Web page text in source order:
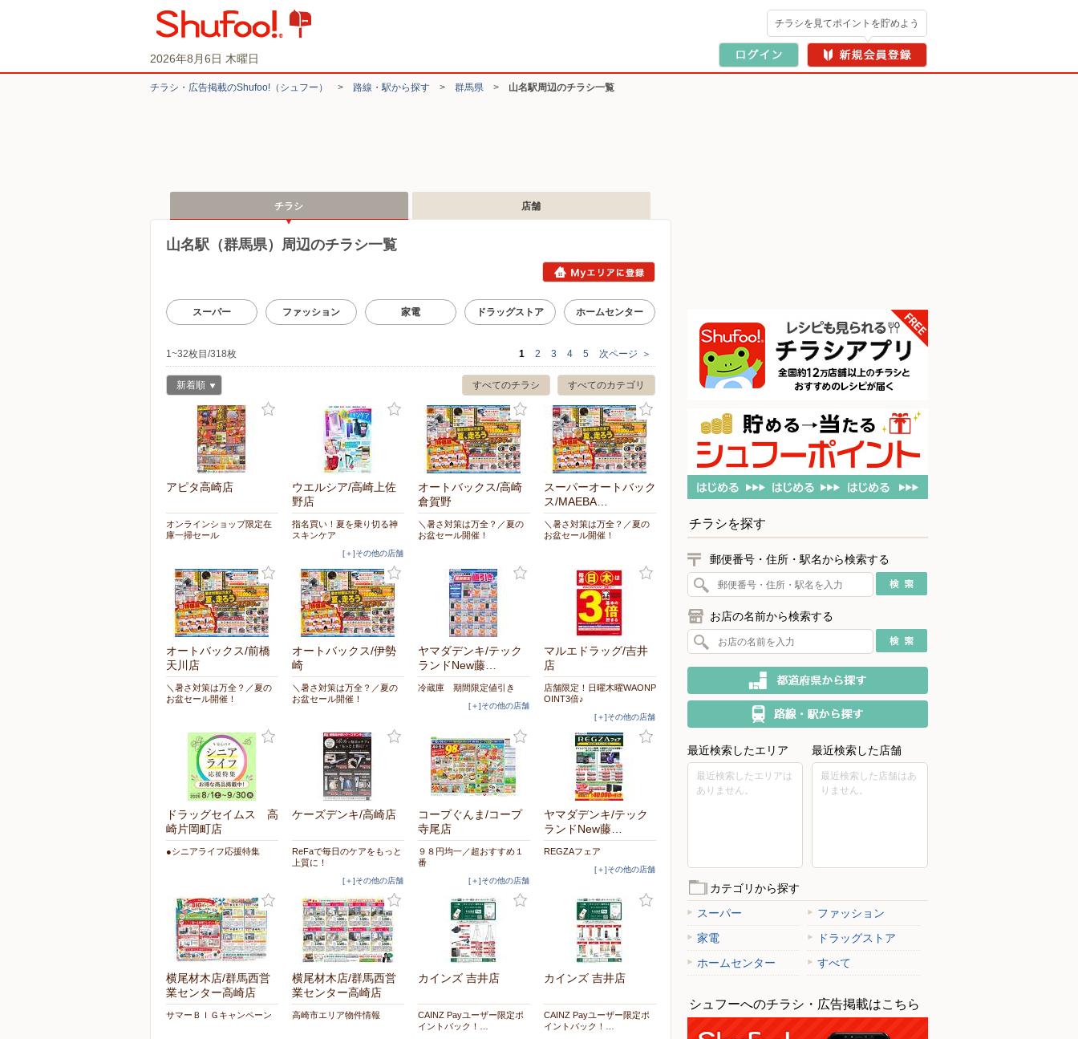
2026年8月6日 木曜日
チラシを見てポイントを貯めよう
チラシ・​広告掲載の​Shufoo!​（シュフー） > 路線・駅から探す > 群馬県 > 山名駅周辺のチラシ一覧
チラシ 店舗
山名駅（群馬県）周辺のチラシ一覧
スーパー ファッション 家電 ドラッグストア ホームセンター
1~32枚目/318枚 1 2 3 4 5 次ページ ＞
すべてのカテゴリ
すべてのチラシ
新着順
アピタ高崎店
オンラインショップ限定在
庫一掃セール
ウエルシア/高崎上佐
野店
指名買い！夏を乗り切る神
スキンケア
[＋]その他の店舗
オートバックス/高崎
倉賀野
＼暑さ対策は万全？／夏の
お盆セール開催！
スーパーオートバック
ス/MAEBA…
＼暑さ対策は万全？／夏の
お盆セール開催！
オートバックス/前橋
天川店
＼暑さ対策は万全？／夏の
お盆セール開催！
オートバックス/伊勢
崎
＼暑さ対策は万全？／夏の
お盆セール開催！
ヤマダデンキ/テック
ランドNew藤…
冷蔵庫 期間限定値引き
[＋]その他の店舗
マルエドラッグ/吉井
店
店舗限定！日曜木曜WAONP
OINT3倍♪
[＋]その他の店舗
ドラッグセイムス 高
崎片岡町店
●シニアライフ応援特集
ケーズデンキ/高崎店
ReFaで毎日のケアをもっと
上質に！
[＋]その他の店舗
コープぐんま/コープ
寺尾店
９８円均一／超おすすめ１
番
[＋]その他の店舗
ヤマダデンキ/テック
ランドNew藤…
REGZAフェア
[＋]その他の店舗
横尾材木店/群馬西営
業センター高崎店
サマーＢＩＧキャンペーン
横尾材木店/群馬西営
業センター高崎店
高崎市エリア物件情報
カインズ 吉井店
CAINZ Payユーザー限定ポ
イントバック！…
カインズ 吉井店
CAINZ Payユーザー限定ポ
イントバック！…
チラシを探す
郵便番号・住所・駅名から検索する
お店の名前から検索する
最近検索したエリア
最近検索したエリアは
ありません。
最近検索した店舗
最近検索した店舗はあ
りません。
カテゴリから探す
スーパー
ファッション
家電
ドラッグストア
ホームセンター
すべて
シュフーへのチラシ・広告掲載はこちら